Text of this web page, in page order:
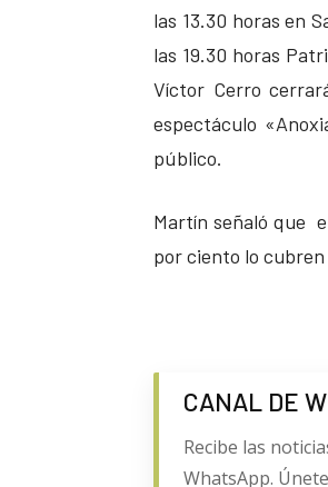
las 13.30 horas en
las 19.30 horas
Víctor Cerro
espectáculo
público.
Martín señaló que
por ciento lo
CANAL DE
Recibe las
WhatsApp.